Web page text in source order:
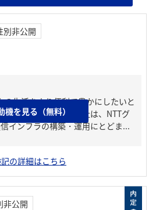
別非公開
の生活をより便利で豊かにしたいと
望いたしました。貴社は、NTTグ
インフラの構築・運用にとどま...
の詳細はこちら
機を見る（無料）
非公開